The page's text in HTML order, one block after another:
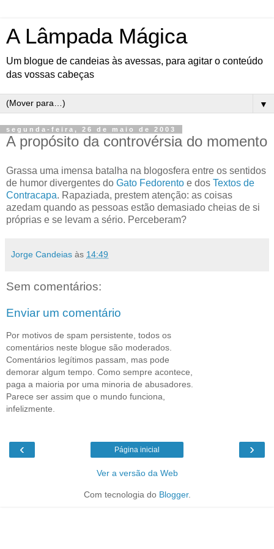
A Lâmpada Mágica
Um blogue de candeias às avessas, para agitar o conteúdo
das vossas cabeças
▼
segunda-feira, 26 de maio de 2003
A propósito da controvérsia do momento
Grassa uma imensa batalha na blogosfera entre os sentidos
de humor divergentes do Gato Fedorento e dos Textos de
Contracapa. Rapaziada, prestem atenção: as coisas
azedam quando as pessoas estão demasiado cheias de si
próprias e se levam a sério. Perceberam?
Jorge Candeias às 14:49
Sem comentários:
Enviar um comentário
Por motivos de spam persistente, todos os
comentários neste blogue são moderados.
Comentários legítimos passam, mas pode
demorar algum tempo. Como sempre acontece,
paga a maioria por uma minoria de abusadores.
Parece ser assim que o mundo funciona,
infelizmente.
‹ ›
Página inicial
Ver a versão da Web
Com tecnologia do Blogger.